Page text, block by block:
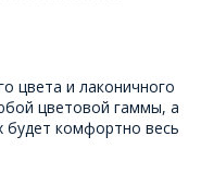
цвета и лаконичного
цветовой гаммы, а
будет комфортно весь